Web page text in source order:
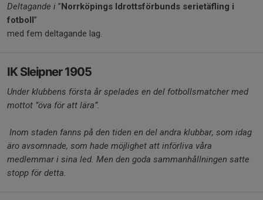
Deltagande i ”Norrköpings Idrottsförbunds serietäfling i
fotboll”
med fem deltagande lag.
IK Sleipner 1905
Under klubbens första år spelades en del fotbollsmatcher med
mottot ”öva för att lära”.
Inom staden fanns på den tiden en del andra klubbar, som idag
äro avsomnade, som hade möjlighet att införliva våra
medlemmar i sina led. Men den goda sammanhållningen satte
stopp för detta.